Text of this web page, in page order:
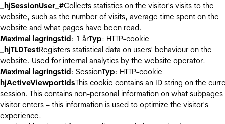
_hjSessionUser_#Collects statistics on the visitor's visits to the
website, such as the number of visits, average time spent on the
website and what pages have been read.
Maximal lagringstid: 1 årTyp: HTTP-cookie
_hjTLDTestRegisters statistical data on users' behaviour on the
website. Used for internal analytics by the website operator.
Maximal lagringstid: SessionTyp: HTTP-cookie
hjActiveViewportIdsThis cookie contains an ID string on the
session. This contains non-personal information on what
visitor enters – this information is used to optimize the visitor's
experience.